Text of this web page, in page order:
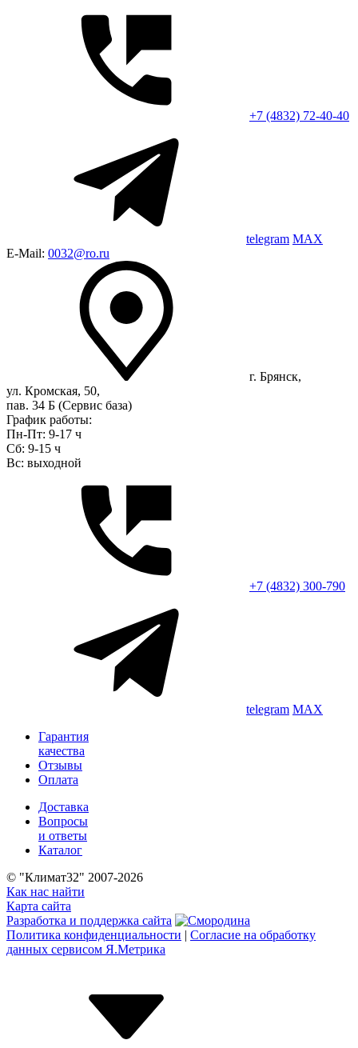
+7 (4832) 72-40-40
telegram MAX
E-Mail: 0032@ro.ru
г. Брянск,
ул. Кромская, 50,
пав. 34 Б (Сервис база)
График работы:
Пн-Пт: 9-17 ч
Сб: 9-15 ч
Вс: выходной
+7 (4832) 300-790
telegram MAX
Гарантия
качества
Отзывы
Оплата
Доставка
Вопросы
и ответы
Каталог
© "Климат32" 2007-2026
Как нас найти
Карта сайта
Разработка и поддержка сайта
Политика конфиденциальности | Согласие на обработку
данных сервисом Я.Метрика